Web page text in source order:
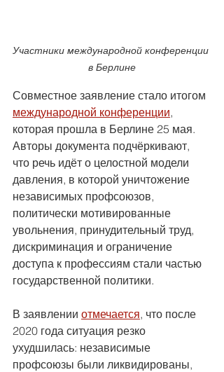
Участники международной конференции
в Берлине
Совместное заявление стало итогом
международной конференции,
которая прошла в Берлине 25 мая.
Авторы документа подчёркивают,
что речь идёт о целостной модели
давления, в которой уничтожение
независимых профсоюзов,
политически мотивированные
увольнения, принудительный труд,
дискриминация и ограничение
доступа к профессиям стали частью
государственной политики.
В заявлении отмечается, что после
2020 года ситуация резко
ухудшилась: независимые
профсоюзы были ликвидированы,